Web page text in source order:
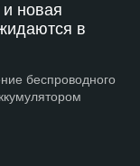
новая
в
беспроводного